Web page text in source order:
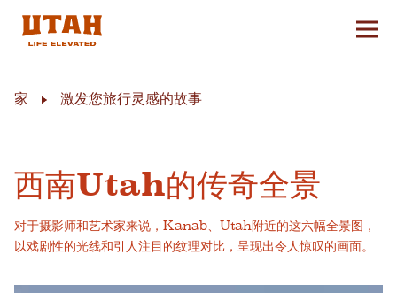
切换
家 激发您旅行灵感的故事
西南Utah的传奇全景
对于摄影师和艺术家来说，Kanab、Utah附近的这六幅全景图，
以戏剧性的光线和引人注目的纹理对比，呈现出令人惊叹的画面。